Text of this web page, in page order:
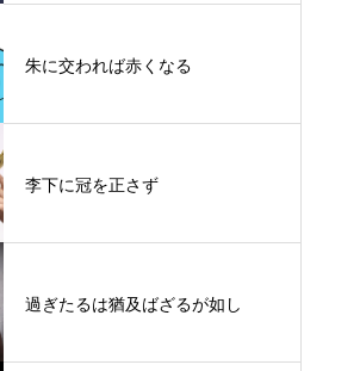
朱に交われば赤くなる
李下に冠を正さず
過ぎたるは猶及ばざるが如し